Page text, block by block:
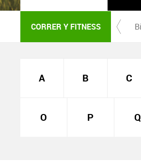
CORRER Y FITNESS
A B C
O P Q